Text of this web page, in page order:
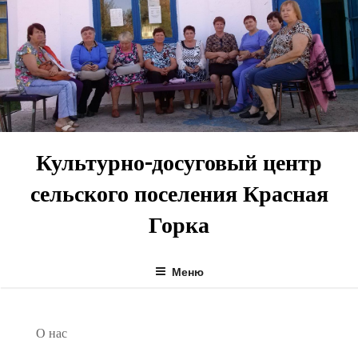
Перейти
к
содержимому
Культурно-досуговый центр
сельского поселения Красная
Горка
Меню
О нас